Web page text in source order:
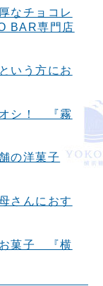
なチョコレ
BAR専門店
いう方にお
オシ！ 『霧
の洋菓子
さんにおす
お菓子 『横